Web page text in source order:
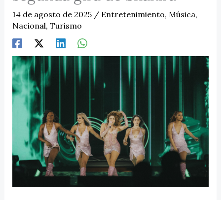
14 de agosto de 2025 / Entretenimiento, Música,
Nacional, Turismo